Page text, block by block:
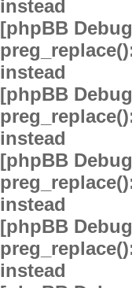
instead
[phpBB
instead
[phpBB
instead
[phpBB
instead
[phpBB
instead